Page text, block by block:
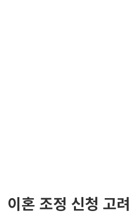
이혼 조정 신청 고